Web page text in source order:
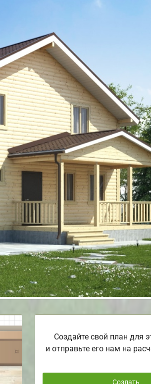
Создайте свой план для
и отправьте его нам на